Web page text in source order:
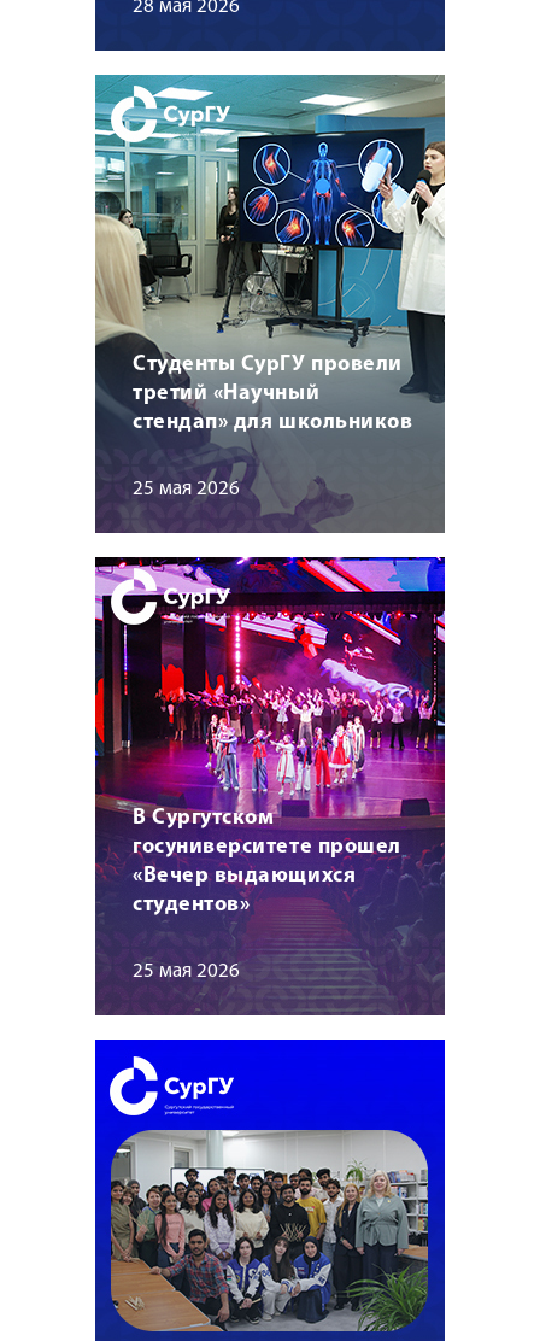
28 мая 2026
Студенты СурГУ провели
третий «Научный
стендап» для школьников
25 мая 2026
В Сургутском
госуниверситете прошел
«Вечер выдающихся
студентов»
25 мая 2026